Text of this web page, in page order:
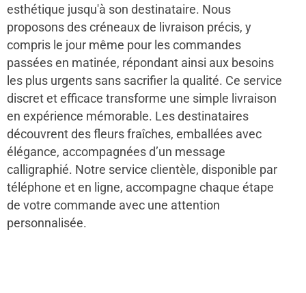
esthétique jusqu'à son destinataire. Nous
proposons des créneaux de livraison précis, y
compris le jour même pour les commandes
passées en matinée, répondant ainsi aux besoins
les plus urgents sans sacrifier la qualité. Ce service
discret et efficace transforme une simple livraison
en expérience mémorable. Les destinataires
découvrent des fleurs fraîches, emballées avec
élégance, accompagnées d’un message
calligraphié. Notre service clientèle, disponible par
téléphone et en ligne, accompagne chaque étape
de votre commande avec une attention
personnalisée.